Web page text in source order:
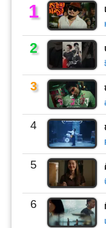
1
2
3
4
5
6